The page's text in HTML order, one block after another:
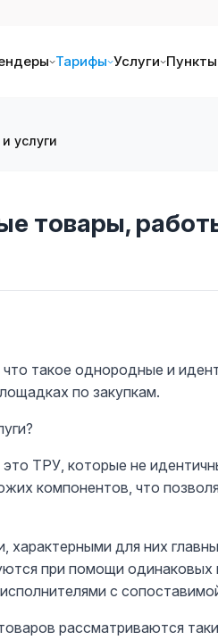
Тарифы Услуги
услуги
товары,
такое однородные и
по закупкам.
ТРУ, которые не
компонентов, что
для них
при помощи
с
рассматриваются